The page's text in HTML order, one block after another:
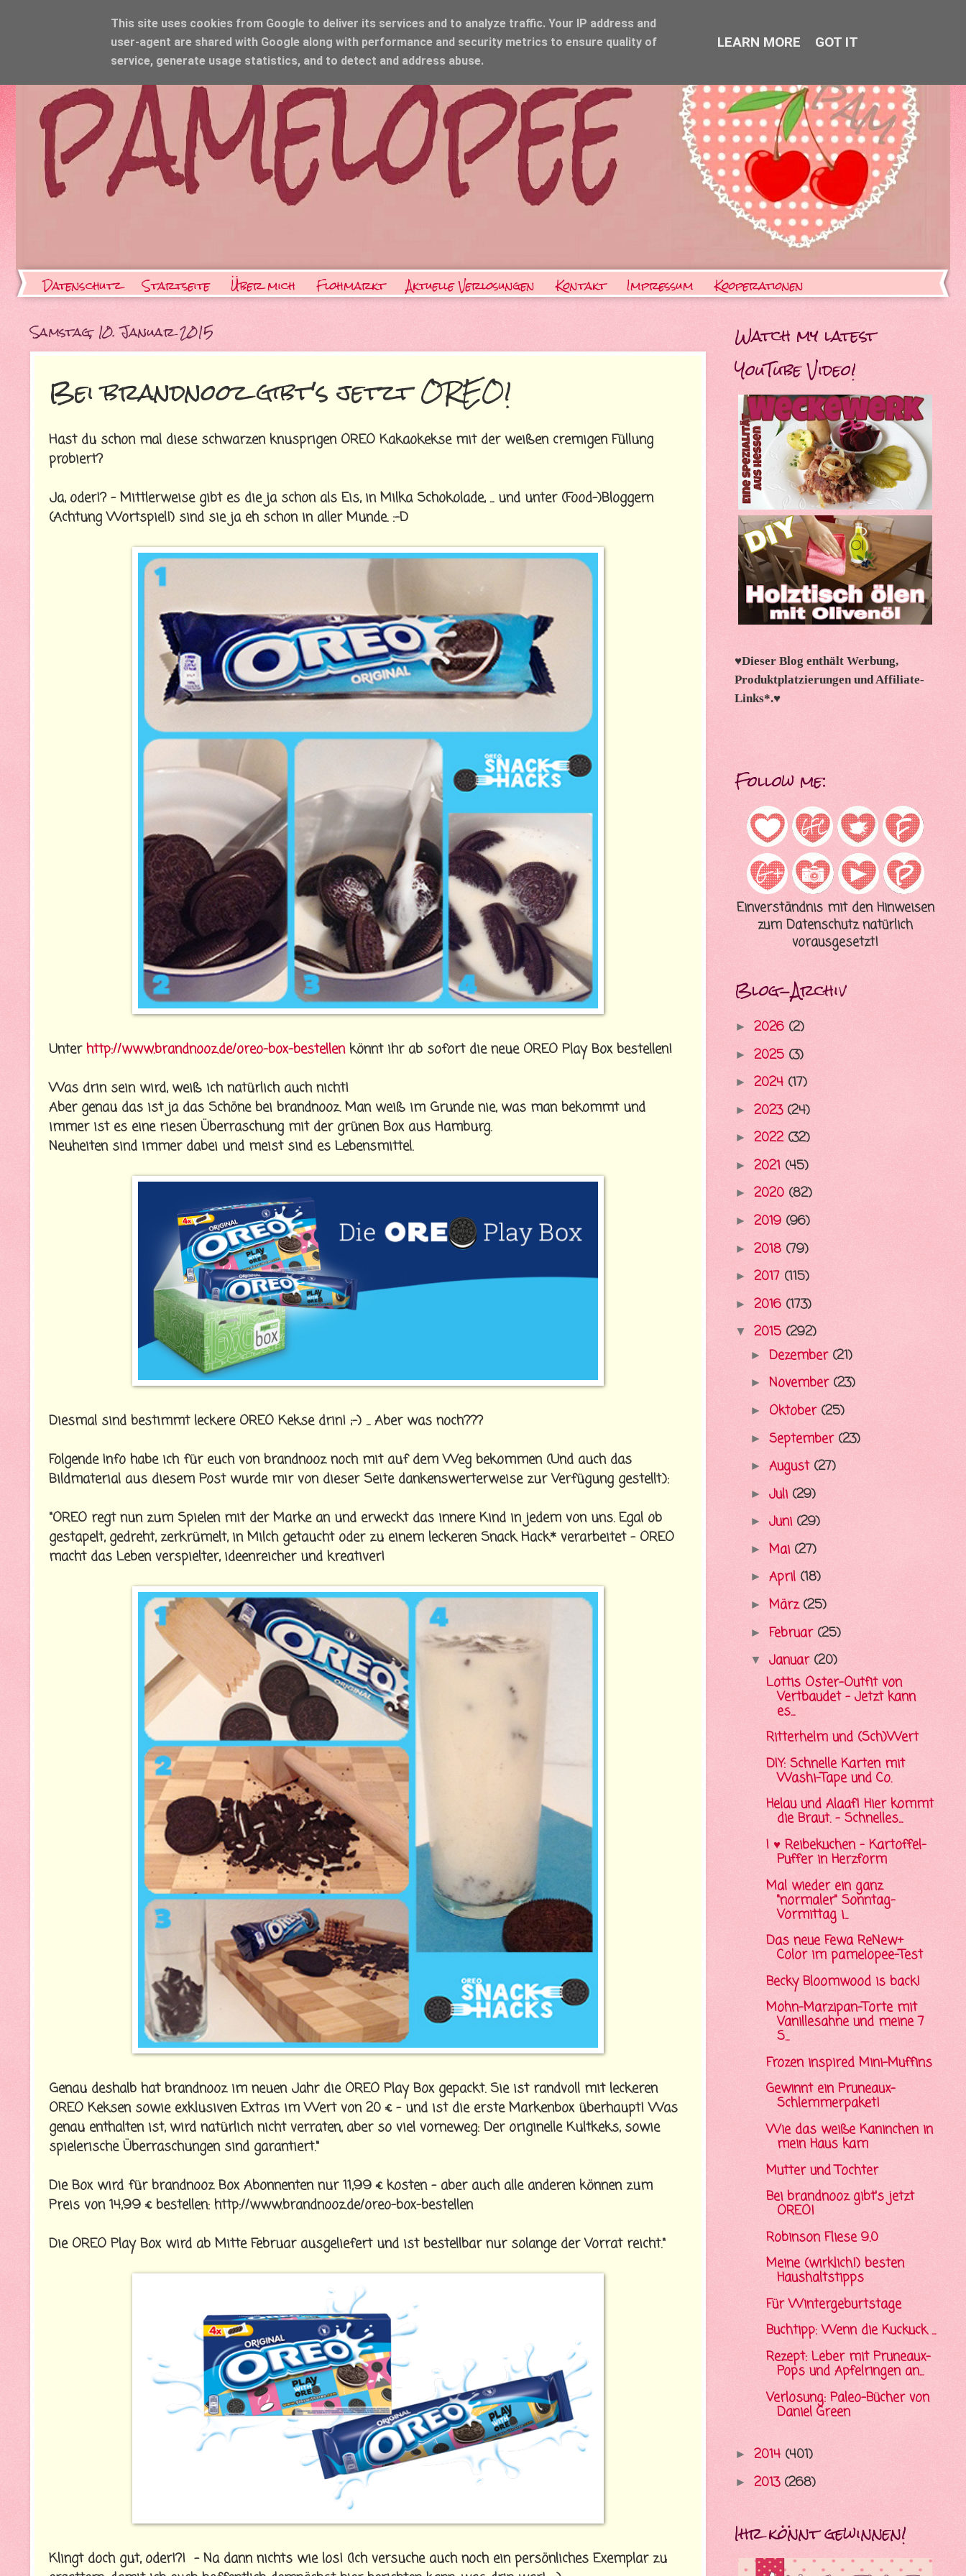
Datenschutz Startseite Über mich Flohmarkt Aktuelle Verlosungen Kontakt Impressum Kooperationen
Samstag, 10. Januar 2015
Bei brandnooz gibt's jetzt OREO!
Hast du schon mal diese schwarzen knusprigen OREO Kakaokekse mit der weißen cremigen Füllung
probiert?
Ja, oder!? - Mittlerweise gibt es die ja schon als Eis, in Milka Schokolade, ... und unter (Food-)Bloggern
(Achtung Wortspiel!) sind sie ja eh schon in aller Munde. :-D
Unterhttp://www.brandnooz.de/oreo-box-bestellenkönnt ihr ab sofort die neue OREO Play Box bestellen!
Was drin sein wird, weiß ich natürlich auch nicht!
Aber genau das ist ja das Schöne bei brandnooz. Man weiß im Grunde nie, was man bekommt und
immer ist es eine riesen Überraschung mit der grünen Box aus Hamburg.
Neuheiten sind immer dabei und meist sind es Lebensmittel.
Diesmal sind bestimmt leckere OREO Kekse drin! ;-) ... Aber was noch???
Folgende Info habe ich für euch von brandnooz noch mit auf dem Weg bekommen (Und auch das
Bildmaterial aus diesem Post wurde mir von dieser Seite dankenswerterweise zur Verfügung gestellt.):
"OREO regt nun zum Spielen mit der Marke an und erweckt das innere Kind in jedem von uns. Egal ob
gestapelt, gedreht, zerkrümelt, in Milch getaucht oder zu einem leckeren Snack Hack* verarbeitet – OREO
macht das Leben verspielter, ideenreicher und kreativer!
Genau deshalb hat brandnooz im neuen Jahr die OREO Play Box gepackt. Sie ist randvoll mit leckeren
OREO Keksen sowie exklusiven Extras im Wert von 20 € - und ist die erste Markenbox überhaupt! Was
genau enthalten ist, wird natürlich nicht verraten, aber so viel vorneweg: Der originelle Kultkeks, sowie
spielerische Überraschungen sind garantiert."
Die Box wird für brandnooz Box Abonnenten nur 11,99 € kosten – aber auch alle anderen können zum
Preis von 14,99 € bestellen: http://www.brandnooz.de/oreo-box-bestellen
Die OREO Play Box wird ab Mitte Februar ausgeliefert und ist bestellbar nur solange der Vorrat reicht."
Klingt doch gut, oder!?! - Na dann nichts wie los! (Ich versuche auch noch ein persönliches Exemplar zu
Watch my latest
YouTube Video!
♥Dieser Blog enthält Werbung,
Produktplatzierungen und Affiliate-
Links*.♥
Follow me:
Einverständnis mit den Hinweisen
zum Datenschutz natürlich
vorausgesetzt!
Blog-Archiv
► 2026 (2)
► 2025 (3)
► 2024 (17)
► 2023 (24)
► 2022 (32)
► 2021 (45)
► 2020 (82)
► 2019 (96)
► 2018 (79)
► 2017 (115)
► 2016 (173)
▼ 2015 (292)
► Dezember (21)
► November (23)
► Oktober (25)
► September (23)
► August (27)
► Juli (29)
► Juni (29)
► Mai (27)
► April (18)
► März(25)
► Februar (25)
▼ Januar (20)
Lottis Oster-Outfit von
Vertbaudet - Jetzt kann
es...
Ritterhelm und (Sch)Wert
DIY: Schnelle Karten mit
Washi-Tape und Co.
Helau und Alaaf! Hier kommt
die Braut. - Schnelles...
I ♥ Reibekuchen - Kartoffel-
Puffer in Herzform
Mal wieder ein ganz
"normaler" Sonntag-
Vormittag i...
Das neue Fewa ReNew+
Color im pamelopee-Test
Becky Bloomwood is back!
Mohn-Marzipan-Torte mit
Vanillesahne und meine 7
S...
Frozen inspired Mini-Muffins
Gewinnt ein Pruneaux-
Schlemmerpaket!
Wie das weiße Kaninchen in
mein Haus kam
Mutter und Tochter
Bei brandnooz gibt's jetzt
OREO!
Robinson Fliese 9.0
Meine (wirklich!) besten
Haushaltstipps
Für Wintergeburtstage
Buchtipp: Wenn die Kuckuck ...
Rezept: Leber mit Pruneaux-
Pops und Apfelringen an...
Verlosung: Paleo-Bücher von
Daniel Green
► 2014 (401)
► 2013 (268)
Ihr könnt gewinnen!
This site uses cookies from Google to deliver its services and to analyze traffic. Your IP address and
user-agent are shared with Google along with performance and security metrics to ensure quality of
service, generate usage statistics, and to detect and address abuse.
LEARN MORE GOT IT